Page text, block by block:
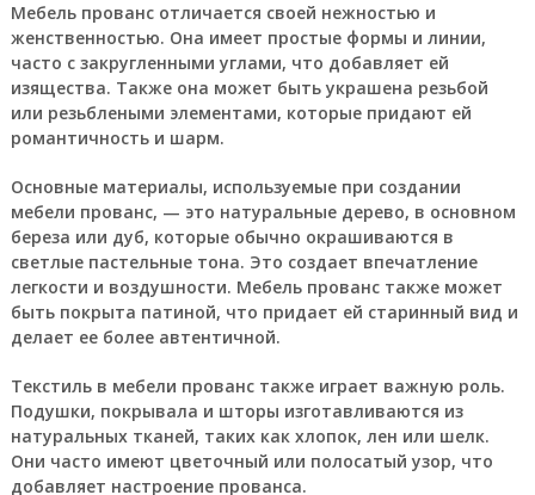
Мебель прованс отличается своей нежностью и
женственностью. Она имеет простые формы и линии,
часто с закругленными углами, что добавляет ей
изящества. Также она может быть украшена резьбой
или резьблеными элементами, которые придают ей
романтичность и шарм.
Основные материалы, используемые при создании
мебели прованс, — это натуральные дерево, в основном
береза или дуб, которые обычно окрашиваются в
светлые пастельные тона. Это создает впечатление
легкости и воздушности. Мебель прованс также может
быть покрыта патиной, что придает ей старинный вид и
делает ее более автентичной.
Текстиль в мебели прованс также играет важную роль.
Подушки, покрывала и шторы изготавливаются из
натуральных тканей, таких как хлопок, лен или шелк.
Они часто имеют цветочный или полосатый узор, что
добавляет настроение прованса.